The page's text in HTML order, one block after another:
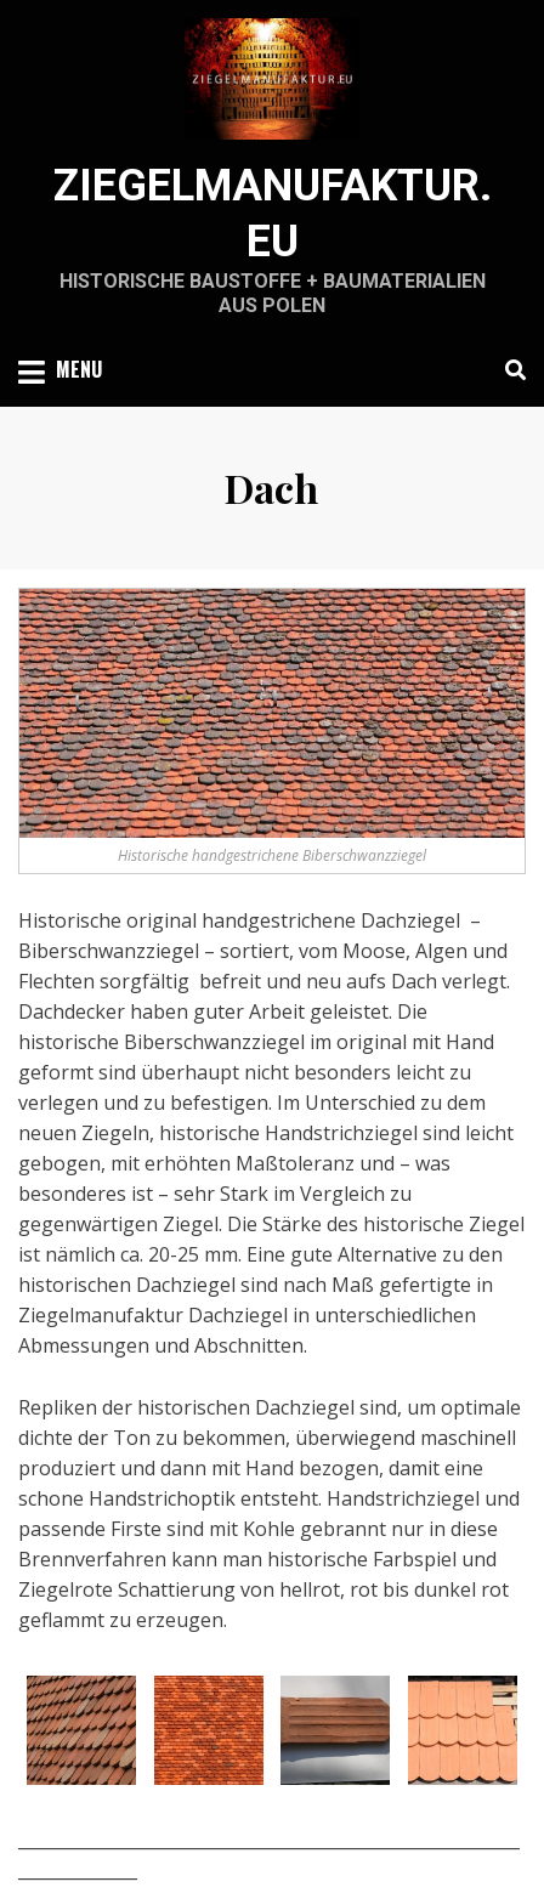
ZIEGELMANUFAKTUR.
EU
HISTORISCHE BAUSTOFFE + BAUMATERIALIEN
AUS POLEN
MENU
Dach
Historische handgestrichene Biberschwanzziegel
Historische original handgestrichene Dachziegel –
Biberschwanzziegel – sortiert, vom Moose, Algen und
Flechten sorgfältig befreit und neu aufs Dach verlegt.
Dachdecker haben guter Arbeit geleistet. Die
historische Biberschwanzziegel im original mit Hand
geformt sind überhaupt nicht besonders leicht zu
verlegen und zu befestigen. Im Unterschied zu dem
neuen Ziegeln, historische Handstrichziegel sind leicht
gebogen, mit erhöhten Maßtoleranz und – was
besonderes ist – sehr Stark im Vergleich zu
gegenwärtigen Ziegel. Die Stärke des historische Ziegel
ist nämlich ca. 20-25 mm. Eine gute Alternative zu den
historischen Dachziegel sind nach Maß gefertigte in
Ziegelmanufaktur Dachziegel in unterschiedlichen
Abmessungen und Abschnitten.
Repliken der historischen Dachziegel sind, um optimale
dichte der Ton zu bekommen, überwiegend maschinell
produziert und dann mit Hand bezogen, damit eine
schone Handstrichoptik entsteht. Handstrichziegel und
passende Firste sind mit Kohle gebrannt nur in diese
Brennverfahren kann man historische Farbspiel und
Ziegelrote Schattierung von hellrot, rot bis dunkel rot
geflammt zu erzeugen.